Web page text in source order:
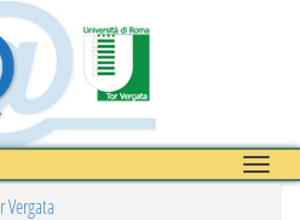
Toggle
Vergata